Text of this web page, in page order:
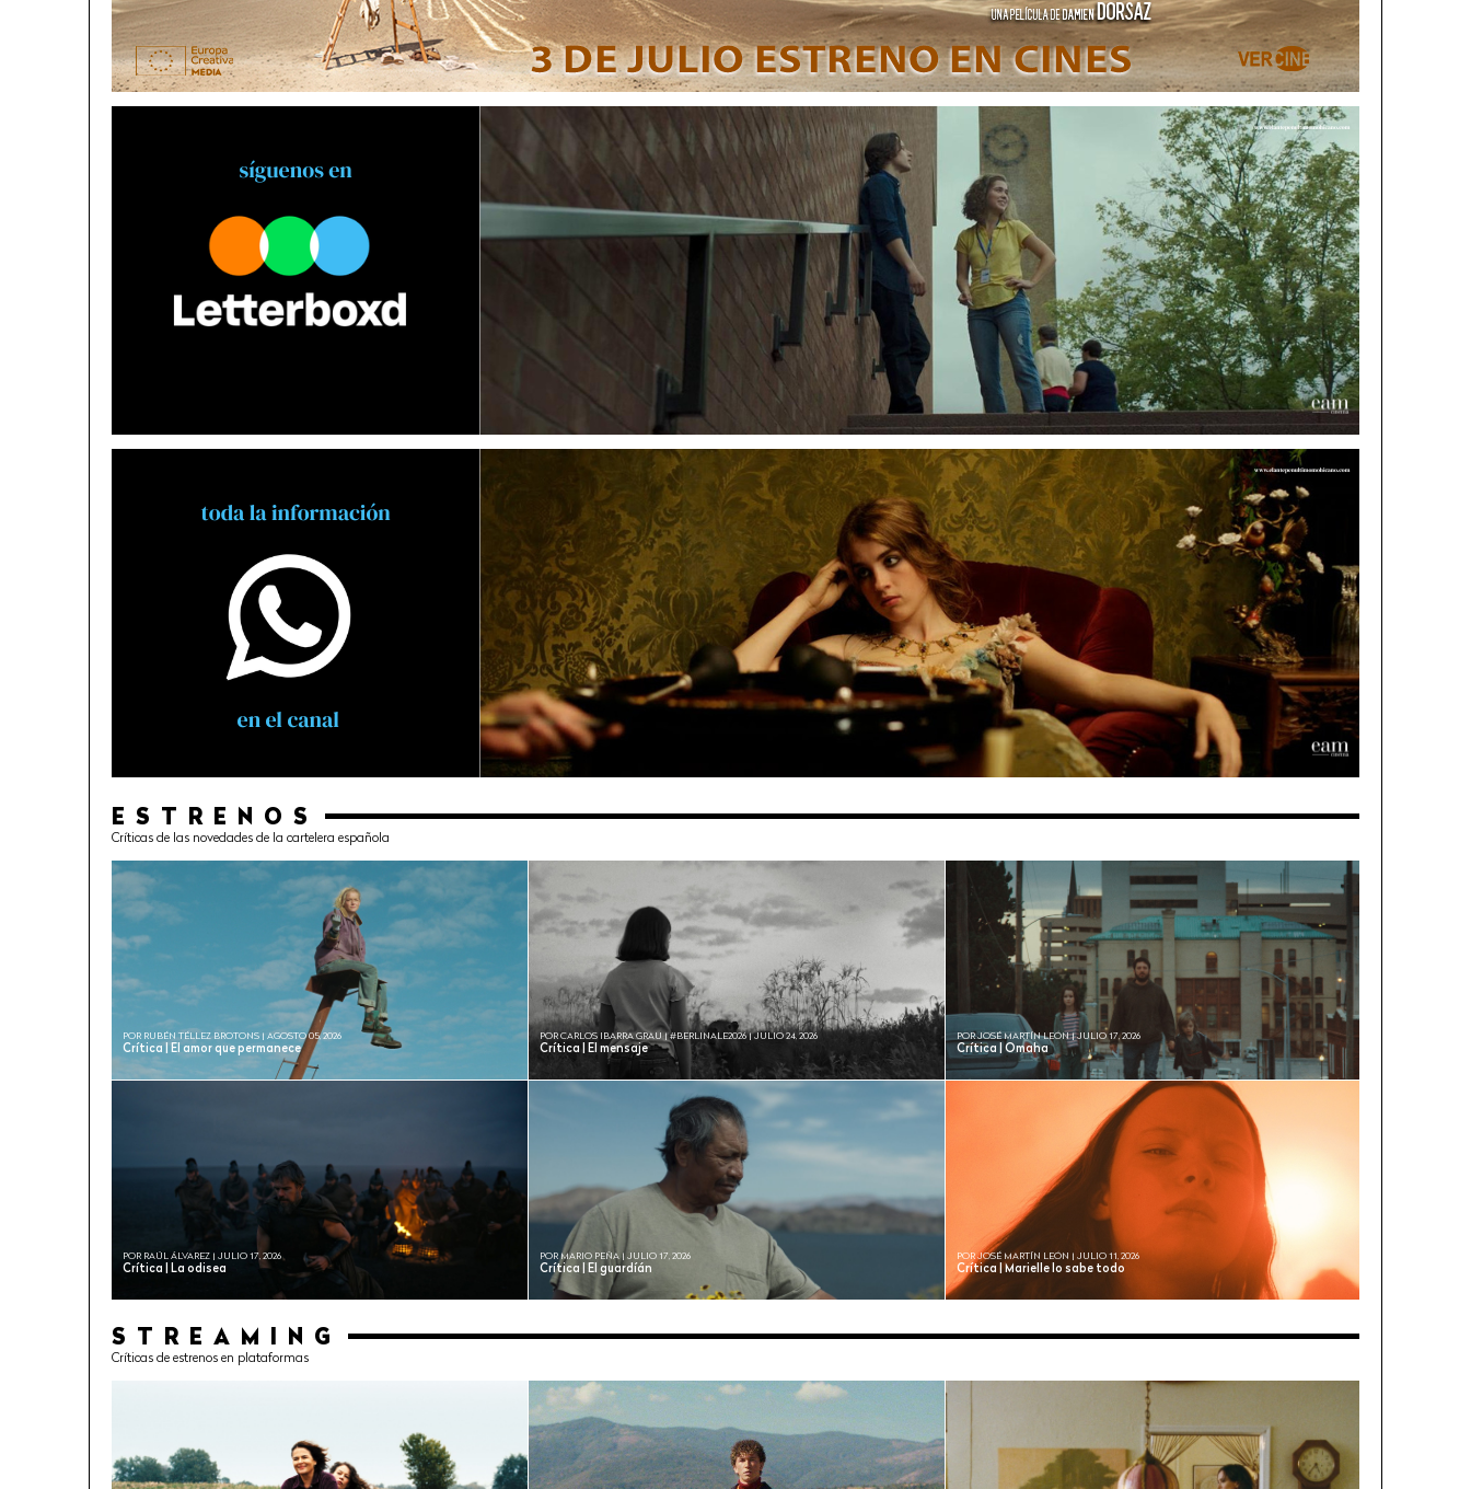
ESTRENOS
Críticas de las novedades de la cartelera española
Crítica | El amor que permanece
POR RUBÉN TÉLLEZ BROTONS | AGOSTO 05, 2026
Crítica | El mensaje
POR CARLOS IBARRA GRAU | #BERLINALE2026 | JULIO 24, 2026
Crítica | Omaha
POR JOSÉ MARTÍN LEÓN | JULIO 17, 2026
Crítica | La odisea
POR RAÚL ÁLVAREZ | JULIO 17, 2026
Crítica | El guardíán
POR MARIO PEÑA | JULIO 17, 2026
Crítica | Marielle lo sabe todo
POR JOSÉ MARTÍN LEÓN | JULIO 11, 2026
STREAMING
Críticas de estrenos en plataformas